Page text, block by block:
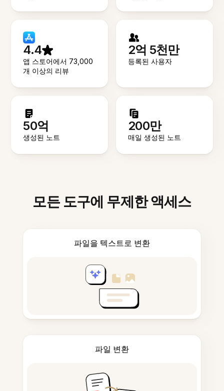
4.4
앱 스토어에서 73,000
개 이상의 리뷰
2억 5천만
등록된 사용자
50억
생성된 노트
200만
매일 생성된 노트
모든 도구에 무제한 액세스
파일을 텍스트로 변환
파일 변환